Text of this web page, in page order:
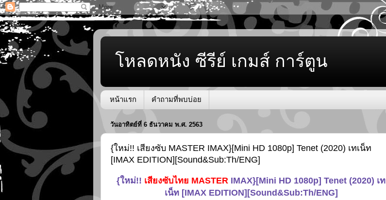
โหลดหนัง ซีรีย์ เกมส์ การ์ตูน
หน้าแรก คำถามที่พบบ่อย
วันอาทิตย์ที่ 6 ธันวาคม พ.ศ. 2563
{ใหม่!! เสียงซับ MASTER IMAX}[Mini HD 1080p] Tenet (2020) เทเน็ท
[IMAX EDITION][Sound&Sub:Th/ENG]
{ใหม่!! เสียงซับไทย MASTER IMAX}[Mini HD 1080p] Tenet (2020) เท
เน็ท [IMAX EDITION][Sound&Sub:Th/ENG]